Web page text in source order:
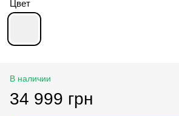
Цвет
В наличии
34 999 грн